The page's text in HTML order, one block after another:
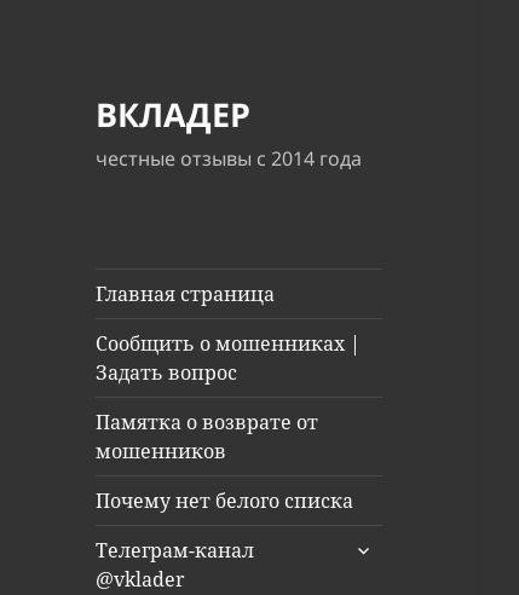
ВКЛАДЕР
честные отзывы с 2014 года
Главная страница
Сообщить о мошенниках |
Задать вопрос
Памятка о возврате от
мошенников
Почему нет белого списка
Телеграм-канал
@vklader
раскрыть